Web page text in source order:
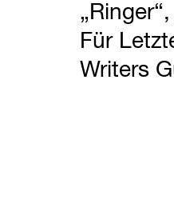
Für
Writers